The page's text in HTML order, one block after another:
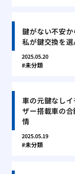
鍵がない不安
私が鍵交換を
2025.05.20
未分類
車の元鍵なし
ザー搭載車の
情
2025.05.19
未分類